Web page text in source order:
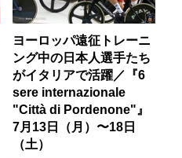
ヨーロッパ遠征トレーニ
ング中の日本人選手たち
がイタリアで活躍／『6
sere internazionale
"Città di Pordenone"』
7月13日（月）〜18日
（土）